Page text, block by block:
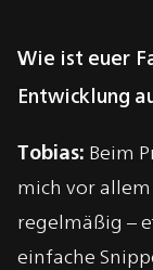
Wie ist euer
Entwicklung
Tobias: Beim
mich vor allem
regelmäßig –
einfache